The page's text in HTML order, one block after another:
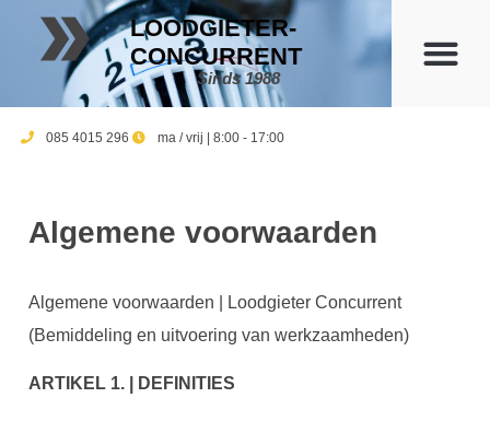
LOODGIETER-
CONCURRENT
Sinds 1988
085 4015 296 ma / vrij | 8:00 - 17:00
Algemene voorwaarden
Algemene voorwaarden | Loodgieter Concurrent
(Bemiddeling en uitvoering van werkzaamheden)
ARTIKEL 1. | DEFINITIES